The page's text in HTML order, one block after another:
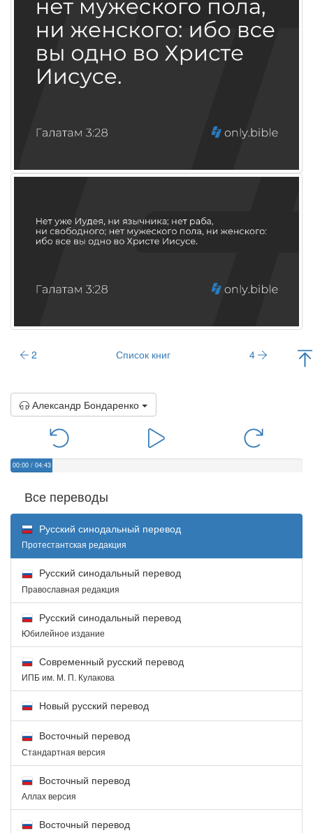
2 Список книг 4
Александр Бондаренко
00:00 / 04:43
Все переводы
Русский синодальный перевод
Протестантская редакция
Русский синодальный перевод
Православная редакция
Русский синодальный перевод
Юбилейное издание
Современный русский перевод
ИПБ им. М. П. Кулакова
Новый русский перевод
Восточный перевод
Стандартная версия
Восточный перевод
Аллах версия
Восточный перевод